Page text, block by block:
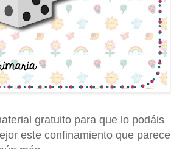
gratuito para que lo podáis
este confinamiento que parece